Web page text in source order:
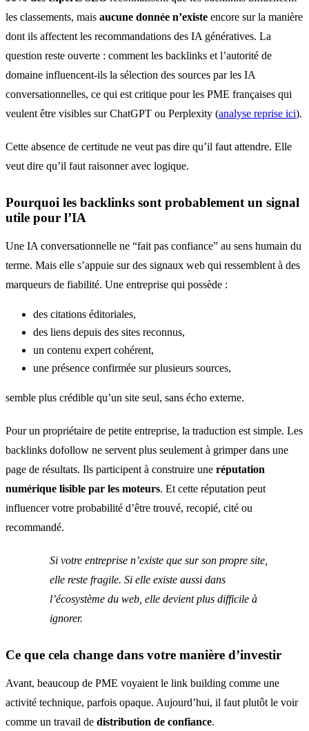
les classements, mais aucune donnée n’existe encore sur la manière
dont ils affectent les recommandations des IA génératives. La
question reste ouverte : comment les backlinks et l’autorité de
domaine influencent-ils la sélection des sources par les IA
conversationnelles, ce qui est critique pour les PME françaises qui
veulent être visibles sur ChatGPT ou Perplexity (analyse reprise ici).
Cette absence de certitude ne veut pas dire qu’il faut attendre. Elle
veut dire qu’il faut raisonner avec logique.
Pourquoi les backlinks sont probablement un signal
utile pour l’IA
Une IA conversationnelle ne “fait pas confiance” au sens humain du
terme. Mais elle s’appuie sur des signaux web qui ressemblent à des
marqueurs de fiabilité. Une entreprise qui possède :
des citations éditoriales,
des liens depuis des sites reconnus,
un contenu expert cohérent,
une présence confirmée sur plusieurs sources,
semble plus crédible qu’un site seul, sans écho externe.
Pour un propriétaire de petite entreprise, la traduction est simple. Les
backlinks dofollow ne servent plus seulement à grimper dans une
page de résultats. Ils participent à construire une réputation
numérique lisible par les moteurs. Et cette réputation peut
influencer votre probabilité d’être trouvé, recopié, cité ou
recommandé.
Si votre entreprise n’existe que sur son propre site,
elle reste fragile. Si elle existe aussi dans
l’écosystème du web, elle devient plus difficile à
ignorer.
Ce que cela change dans votre manière d’investir
Avant, beaucoup de PME voyaient le link building comme une
activité technique, parfois opaque. Aujourd’hui, il faut plutôt le voir
comme un travail de distribution de confiance.